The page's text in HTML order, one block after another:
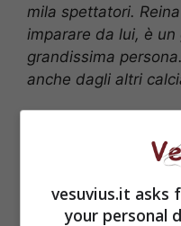
mila spettatori.
imparare da lui, è
grandissima
anche dagli altri
vesuvius.it asks
your personal